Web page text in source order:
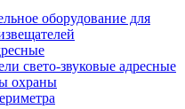
оборудование для
свето-звуковые адресные
охраны